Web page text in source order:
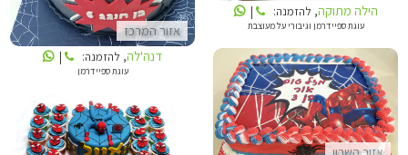
הילה מתוקה, להזמנה: |
עוגת ספיידרמן וגיבורי על מעוצבת אזור המרכז
דנה'לה, להזמנה: |
עוגת ספיידרמן
סיגליתוש